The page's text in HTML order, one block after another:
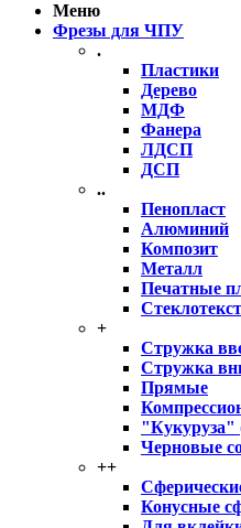
Меню
Фрезы для ЧПУ
.
Пластики
Дерево
МДФ
Фанера
ЛДСП
ДСП
..
Пенопласт
Алюминий
Композит
Металл
Печатные
+
Стружка
Стружка
Прямые
Черновые
++
Конусные